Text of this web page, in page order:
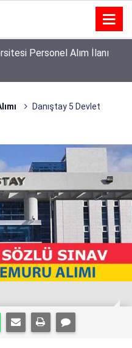
Personel Alım İlanı
Danıştay 5 Devlet